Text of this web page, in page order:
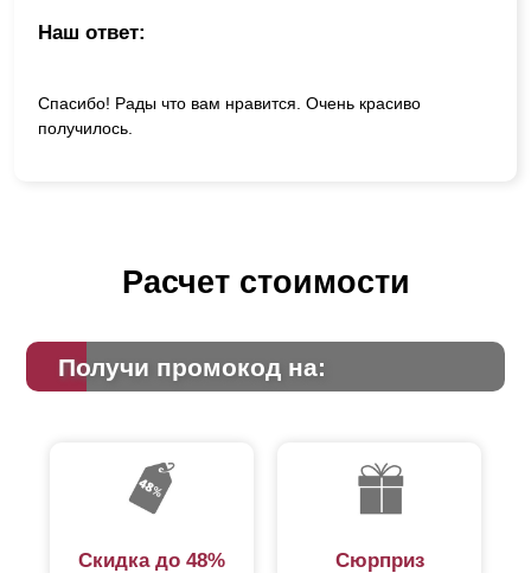
Наш ответ:
Спасибо! Рады что вам нравится. Очень красиво
получилось.
Расчет стоимости
Получи промокод на:
Скидка до 48% Сюрприз